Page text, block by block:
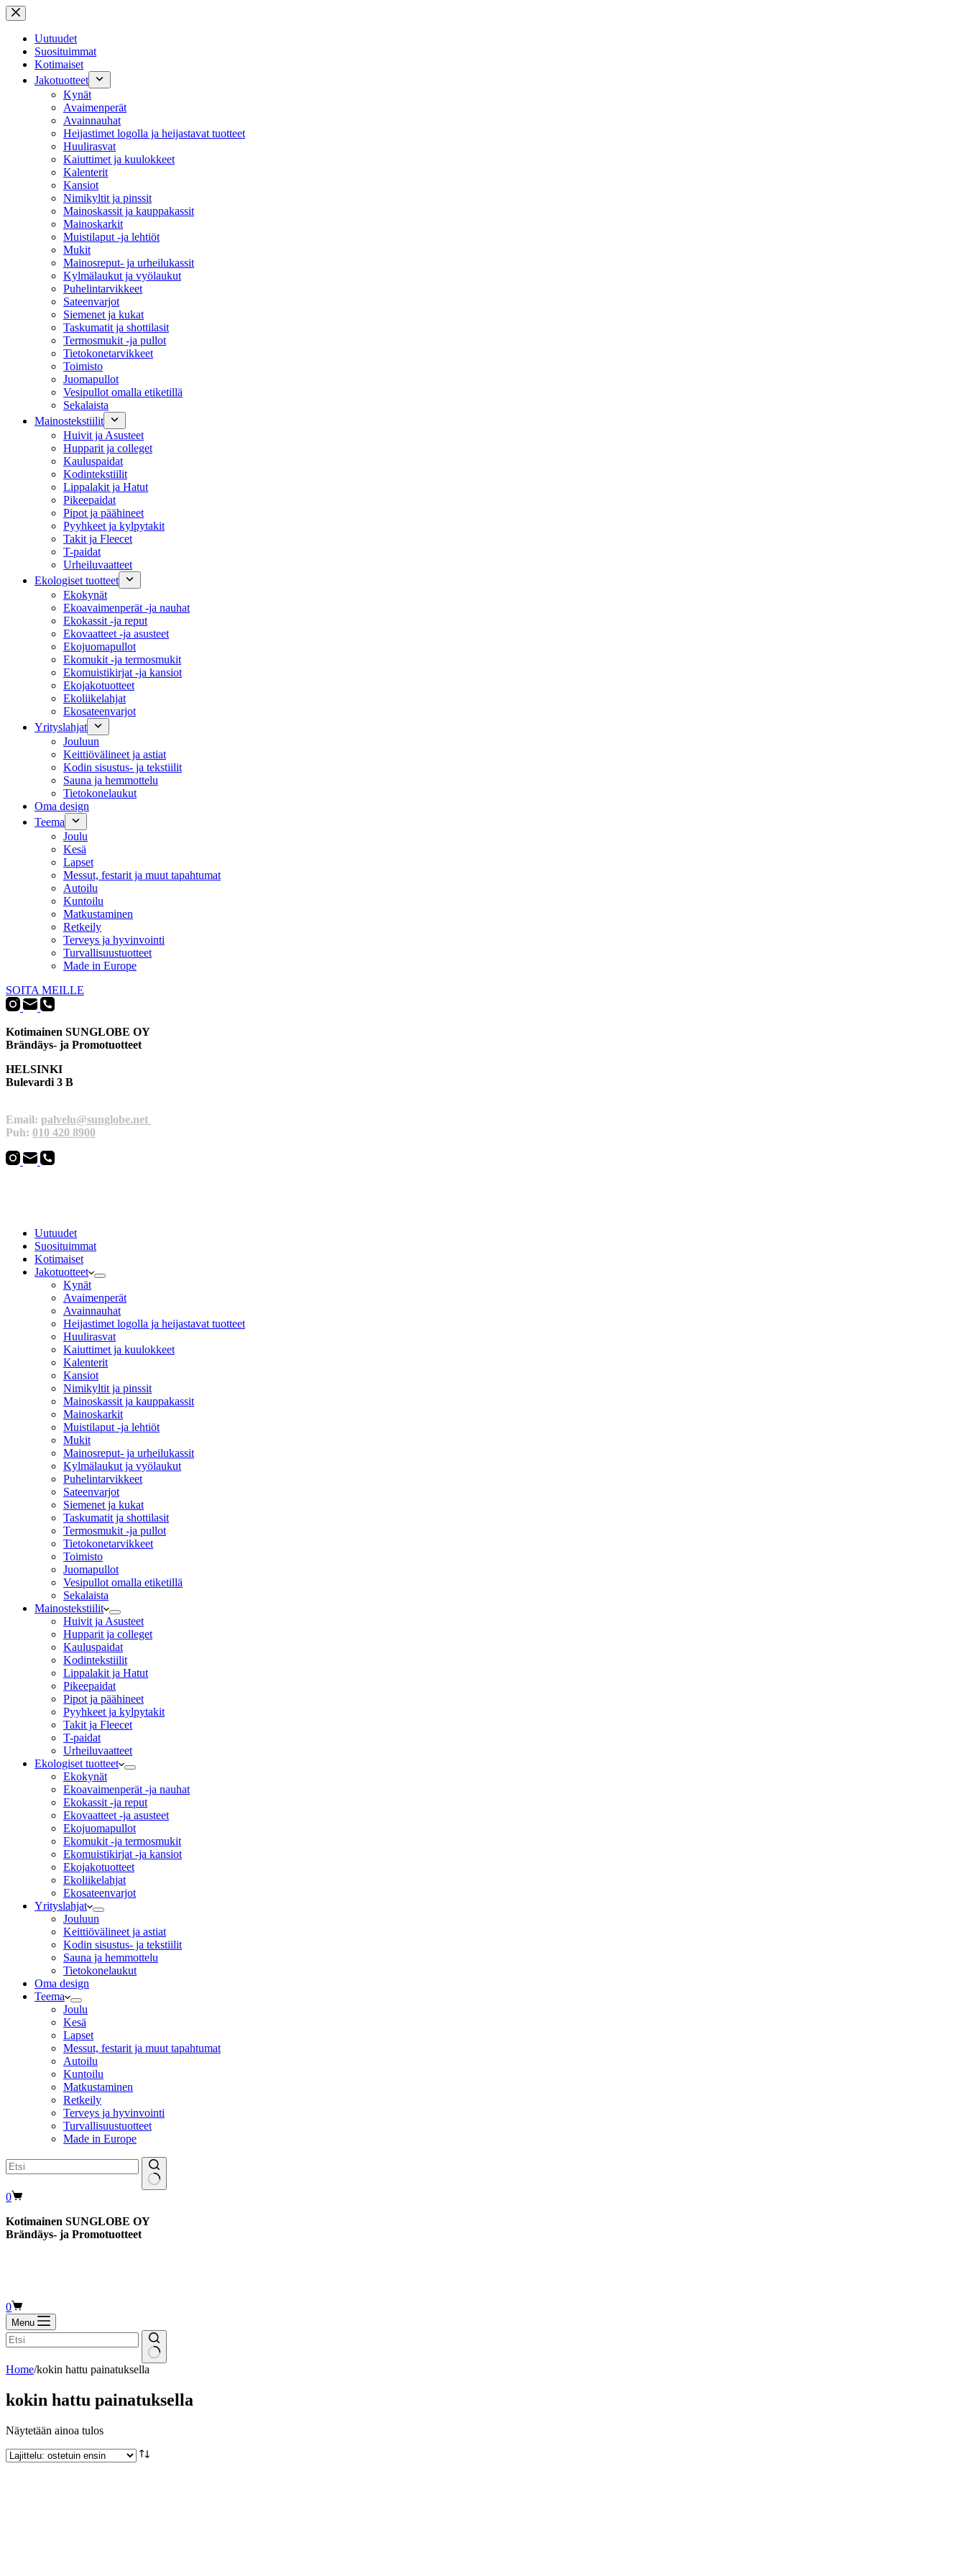
Skip
to
contentUutuudet
Suosituimmat
Kotimaiset
Jakotuotteet
Kynät
Avaimenperät
Avainnauhat
Heijastimet logolla ja heijastavat tuotteet
Huulirasvat
Kaiuttimet ja kuulokkeet
Kalenterit
Kansiot
Nimikyltit ja pinssit
Mainoskassit ja kauppakassit
Mainoskarkit
Muistilaput -ja lehtiöt
Mukit
Mainosreput- ja urheilukassit
Kylmälaukut ja vyölaukut
Puhelintarvikkeet
Sateenvarjot
Siemenet ja kukat
Taskumatit ja shottilasit
Termosmukit -ja pullot
Tietokonetarvikkeet
Toimisto
Juomapullot
Vesipullot omalla etiketillä
Sekalaista
Mainostekstiilit
Huivit ja Asusteet
Hupparit ja colleget
Kauluspaidat
Kodintekstiilit
Lippalakit ja Hatut
Pikeepaidat
Pipot ja päähineet
Pyyhkeet ja kylpytakit
Takit ja Fleecet
T-paidat
Urheiluvaatteet
Ekologiset tuotteet
Ekokynät
Ekoavaimenperät -ja nauhat
Ekokassit -ja reput
Ekovaatteet -ja asusteet
Ekojuomapullot
Ekomukit -ja termosmukit
Ekomuistikirjat -ja kansiot
Ekojakotuotteet
Ekoliikelahjat
Ekosateenvarjot
Yrityslahjat
Jouluun
Keittiövälineet ja astiat
Kodin sisustus- ja tekstiilit
Sauna ja hemmottelu
Tietokonelaukut
Oma design
Teema
Joulu
Kesä
Lapset
Messut, festarit ja muut tapahtumat
Autoilu
Kuntoilu
Matkustaminen
Retkeily
Terveys ja hyvinvointi
Turvallisuustuotteet
Made in Europe
SOITA MEILLE
Kotimainen SUNGLOBE OY
Brändäys- ja Promotuotteet
HELSINKI
Bulevardi 3 B
Email: palvelu@sunglobe.net
Puh: 010 420 8900
Uutuudet
Suosituimmat
Kotimaiset
Jakotuotteet
Kynät
Avaimenperät
Avainnauhat
Heijastimet logolla ja heijastavat tuotteet
Huulirasvat
Kaiuttimet ja kuulokkeet
Kalenterit
Kansiot
Nimikyltit ja pinssit
Mainoskassit ja kauppakassit
Mainoskarkit
Muistilaput -ja lehtiöt
Mukit
Mainosreput- ja urheilukassit
Kylmälaukut ja vyölaukut
Puhelintarvikkeet
Sateenvarjot
Siemenet ja kukat
Taskumatit ja shottilasit
Termosmukit -ja pullot
Tietokonetarvikkeet
Toimisto
Juomapullot
Vesipullot omalla etiketillä
Sekalaista
Mainostekstiilit
Huivit ja Asusteet
Hupparit ja colleget
Kauluspaidat
Kodintekstiilit
Lippalakit ja Hatut
Pikeepaidat
Pipot ja päähineet
Pyyhkeet ja kylpytakit
Takit ja Fleecet
T-paidat
Urheiluvaatteet
Ekologiset tuotteet
Ekokynät
Ekoavaimenperät -ja nauhat
Ekokassit -ja reput
Ekovaatteet -ja asusteet
Ekojuomapullot
Ekomukit -ja termosmukit
Ekomuistikirjat -ja kansiot
Ekojakotuotteet
Ekoliikelahjat
Ekosateenvarjot
Yrityslahjat
Jouluun
Keittiövälineet ja astiat
Kodin sisustus- ja tekstiilit
Sauna ja hemmottelu
Tietokonelaukut
Oma design
Teema
Joulu
Kesä
Lapset
Messut, festarit ja muut tapahtumat
Autoilu
Kuntoilu
Matkustaminen
Retkeily
Terveys ja hyvinvointi
Turvallisuustuotteet
Made in Europe
Shopping
0
Kotimainen SUNGLOBE OY
Brändäys- ja Promotuotteet
Shopping
cart
0
Menu
Home/kokin hattu painatuksella
kokin hattu painatuksella
Näytetään ainoa tulos